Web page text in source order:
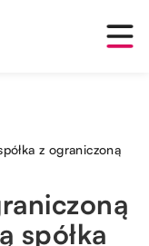
z ograniczoną
spółka